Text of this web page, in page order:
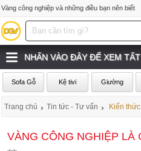
Vàng công nghiệp và những điều bạn nên biết
NHẤN VÀO ĐÂY ĐỂ XEM
Sofa Gỗ Kệ tivi Giường
Trang chủ › Tin tức - Tư vấn › Kiến thức
VÀNG CÔNG NGHIỆP LÀ